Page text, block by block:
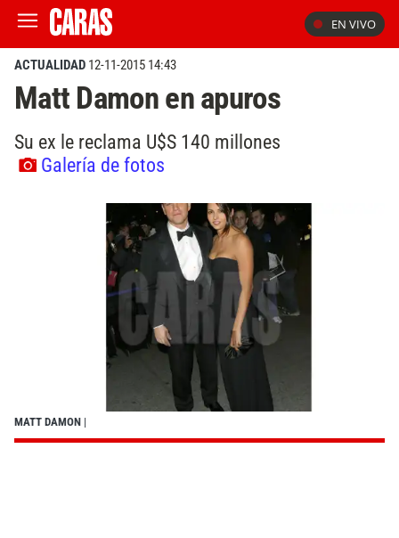
EN VIVO
ACTUALIDAD 12-11-2015 14:43
Matt Damon en apuros
Su ex le reclama U$S 140 millones
Galería de fotos
MATT DAMON |